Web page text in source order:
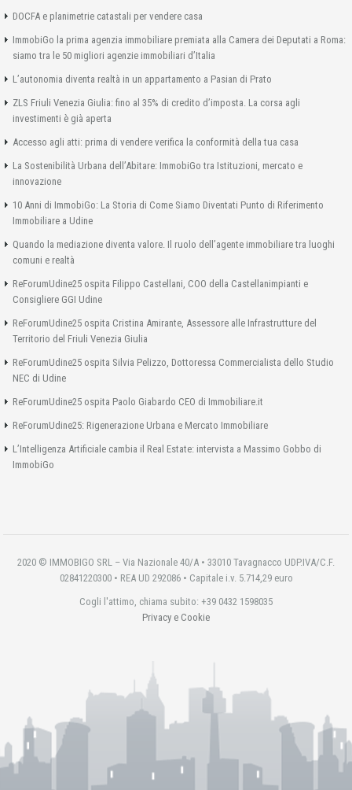
DOCFA e planimetrie catastali per vendere casa
ImmobiGo la prima agenzia immobiliare premiata alla Camera dei Deputati a Roma:
siamo tra le 50 migliori agenzie immobiliari d’Italia
L’autonomia diventa realtà in un appartamento a Pasian di Prato
ZLS Friuli Venezia Giulia: fino al 35% di credito d’imposta. La corsa agli
investimenti è già aperta
Accesso agli atti: prima di vendere verifica la conformità della tua casa
La Sostenibilità Urbana dell’Abitare: ImmobiGo tra Istituzioni, mercato e
innovazione
10 Anni di ImmobiGo: La Storia di Come Siamo Diventati Punto di Riferimento
Immobiliare a Udine
Quando la mediazione diventa valore. Il ruolo dell’agente immobiliare tra luoghi
comuni e realtà
ReForumUdine25 ospita Filippo Castellani, COO della Castellanimpianti e
Consigliere GGI Udine
ReForumUdine25 ospita Cristina Amirante, Assessore alle Infrastrutture del
Territorio del Friuli Venezia Giulia
ReForumUdine25 ospita Silvia Pelizzo, Dottoressa Commercialista dello Studio
NEC di Udine
ReForumUdine25 ospita Paolo Giabardo CEO di Immobiliare.it
ReForumUdine25: Rigenerazione Urbana e Mercato Immobiliare
L’Intelligenza Artificiale cambia il Real Estate: intervista a Massimo Gobbo di
ImmobiGo
2020 © IMMOBIGO SRL – Via Nazionale 40/A • 33010 Tavagnacco UDP.IVA/C.F.
02841220300 • REA UD 292086 • Capitale i.v. 5.714,29 euro
Cogli l'attimo, chiama subito: +39 0432 1598035
Privacy e Cookie